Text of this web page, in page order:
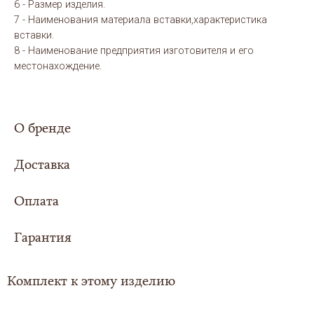
6 - Размер изделия.
7 - Наименования материала вставки,характеристика
вставки.
8 - Наименование предприятия изготовителя и его
местонахождение.
О бренде
Доставка
Сумма заказа составила
совершенно
Также доставка осуществляется в страны
Оплата
Выбери свой вариант оплаты заказа:
ЦЕНА В КАРТОЧКЕ ТОВАРА УКАЗАНА ПРИ СПОСОБЕ - ОНЛАЙН
Гарантия
Комплект к этому изделию